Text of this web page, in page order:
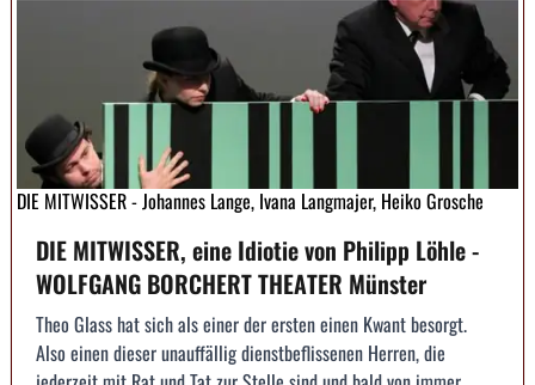
DIE MITWISSER - Johannes Lange, Ivana Langmajer, Heiko Grosche
DIE MITWISSER, eine Idiotie von Philipp Löhle -
WOLFGANG BORCHERT THEATER Münster
Theo Glass hat sich als einer der ersten einen Kwant besorgt.
Also einen dieser unauffällig dienstbeflissenen Herren, die